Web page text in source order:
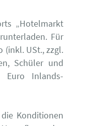
„Hotelmarkt
Für
(inkl. USt., zzgl.
Schüler und
Inlands-
Konditionen